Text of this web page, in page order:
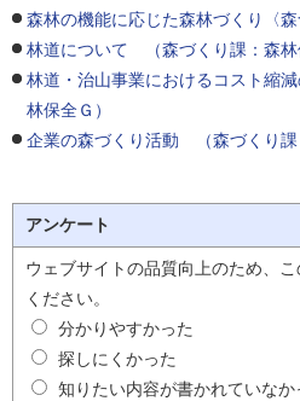
森林の機能に応じた森林づくり〈森
林道について （森づくり課：森林
林道・治山事業におけるコスト縮
林保全Ｇ）
企業の森づくり活動 （森づくり課
アンケート
ウェブサイトの品質向上のため、
ください。
分かりやすかった
探しにくかった
知りたい内容が書かれていなか